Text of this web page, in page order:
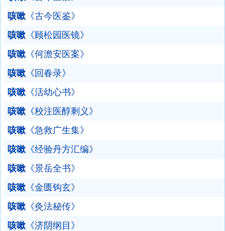
咳嗽 《古今医鉴》
咳嗽 《顾松园医镜》
咳嗽 《何澹安医案》
咳嗽 《回春录》
咳嗽 《活幼心书》
咳嗽 《校注医醇剩义》
咳嗽 《急救广生集》
咳嗽 《经验丹方汇编》
咳嗽 《景岳全书》
咳嗽 《金匮钩玄》
咳嗽 《灸法秘传》
咳嗽 《济阴纲目》